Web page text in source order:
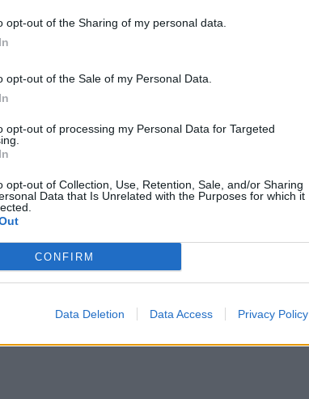
opt-out of the Sharing of my personal data.
opt-out of the Sale of my Personal Data.
opt-out of processing my Personal Data for Targeted
opt-out of Collection, Use, Retention, Sale, and/or Sharing
Data that Is Unrelated with the Purposes for which it
CONFIRM
Data Deletion Data Access Privacy Policy
Suomelle mieluisia vastustajia olisivat ylemmän korin
maista yhtäkään ei kuitenkaan nähdä Suomen
arvottiin Ranska. Kakkoskorista D-lohkoon arvottiin
lappu, jossa luki ”Finland”. Twitterissä osattiin
joka kaatui upeasti ystävyysottelussa.
täältä.
ja Suomen lisäksi ovat Bosnia ja Hertsegovina sekä